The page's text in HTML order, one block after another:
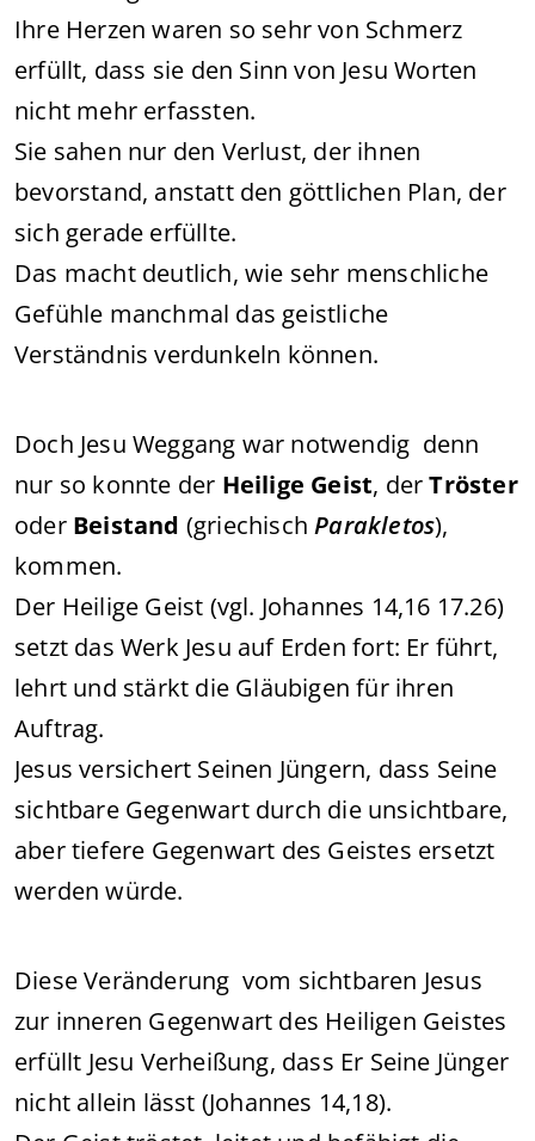
Ihre Herzen waren so sehr von Schmerz
erfüllt, dass sie den Sinn von Jesu Worten
nicht mehr erfassten.
Sie sahen nur den Verlust, der ihnen
bevorstand, anstatt den göttlichen Plan, der
sich gerade erfüllte.
Das macht deutlich, wie sehr menschliche
Gefühle manchmal das geistliche
Verständnis verdunkeln können.
Doch Jesu Weggang war notwendig denn
nur so konnte der Heilige Geist, derTröster
oder Beistand (griechischParakletos),
kommen.
Der Heilige Geist (vgl. Johannes 14,16 17.26)
setzt das Werk Jesu auf Erden fort: Er führt,
lehrt und stärkt die Gläubigen für ihren
Auftrag.
Jesus versichert Seinen Jüngern, dass Seine
sichtbare Gegenwart durch die unsichtbare,
aber tiefere Gegenwart des Geistes ersetzt
werden würde.
Diese Veränderung vom sichtbaren Jesus
zur inneren Gegenwart des Heiligen Geistes
erfüllt Jesu Verheißung, dass Er Seine Jünger
nicht allein lässt (Johannes 14,18).